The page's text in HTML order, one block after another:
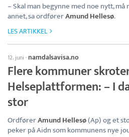
– Skal man begynne med noe nytt, må
annet, sa ordførerAmund Hellesø.
LES ARTIKKEL
12. juni · namdalsavisa.no
Flere kommuner
Helseplattformen: – I
stor
OrdførerAmund Hellesø(Ap) og et
peker på Aidn som kommunens nye